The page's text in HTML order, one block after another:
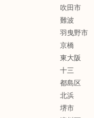
吹田市
難波
羽曳野市
京橋
東大阪
十三
都島区
北浜
堺市